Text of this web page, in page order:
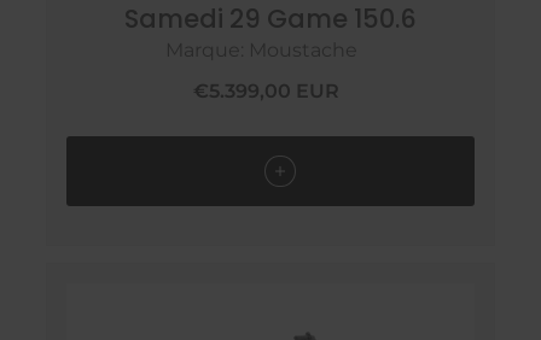
Samedi 29 Game 150.6
Marque: Moustache
€5.399,00 EUR